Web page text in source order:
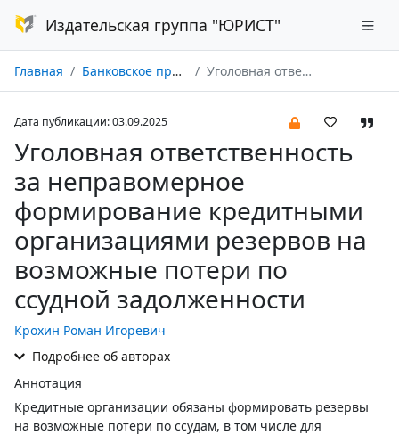
Издательская группа "ЮРИСТ"
Главная Банковское право № 03/2025 Уголовная ответственность за неправомерное формирование кредитными организациями резервов на возможные потери по ссудной задолженности
Дата публикации: 03.09.2025
Уголовная ответственность
за неправомерное
формирование кредитными
организациями резервов на
возможные потери по
ссудной задолженности
Крохин Роман Игоревич
Подробнее об авторах
Аннотация
Кредитные организации обязаны формировать резервы
на возможные потери по ссудам, в том числе для